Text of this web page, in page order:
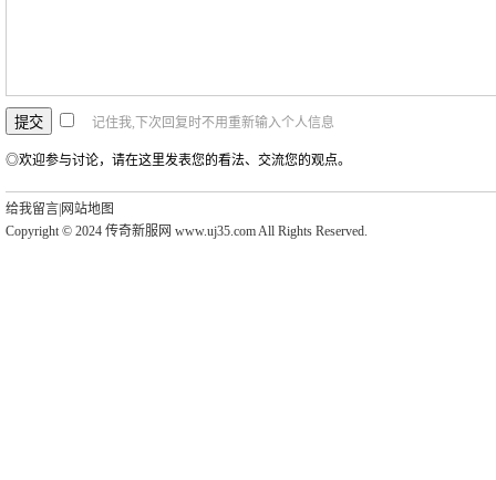
记住我,下次回复时不用重新输入个人信息
◎欢迎参与讨论，请在这里发表您的看法、交流您的观点。
给我留言 网站地图
Copyright © 2024 传奇新服网 www.uj35.com All Rights Reserved.